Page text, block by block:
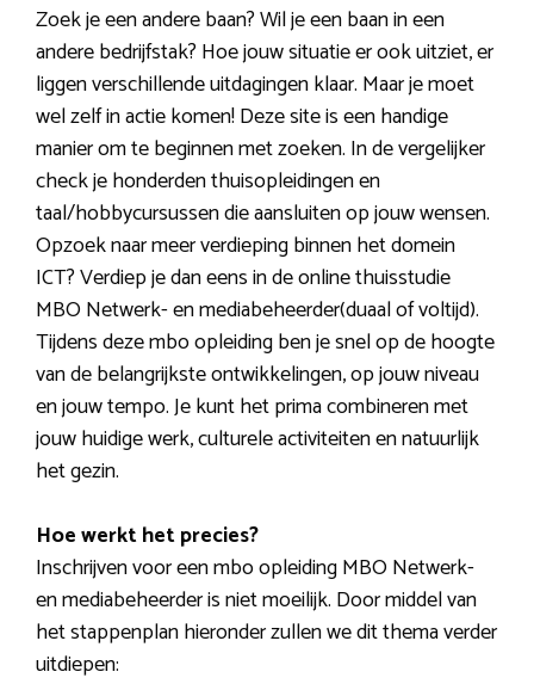
Zoek je een andere baan? Wil je een baan in een
andere bedrijfstak? Hoe jouw situatie er ook uitziet, er
liggen verschillende uitdagingen klaar. Maar je moet
wel zelf in actie komen! Deze site is een handige
manier om te beginnen met zoeken. In de vergelijker
check je honderden thuisopleidingen en
taal/hobbycursussen die aansluiten op jouw wensen.
Opzoek naar meer verdieping binnen het domein
ICT? Verdiep je dan eens in de online thuisstudie
MBO Netwerk- en mediabeheerder(duaal of voltijd).
Tijdens deze mbo opleiding ben je snel op de hoogte
van de belangrijkste ontwikkelingen, op jouw niveau
en jouw tempo. Je kunt het prima combineren met
jouw huidige werk, culturele activiteiten en natuurlijk
het gezin.
Hoe werkt het precies?
Inschrijven voor een mbo opleiding MBO Netwerk-
en mediabeheerder is niet moeilijk. Door middel van
het stappenplan hieronder zullen we dit thema verder
uitdiepen: